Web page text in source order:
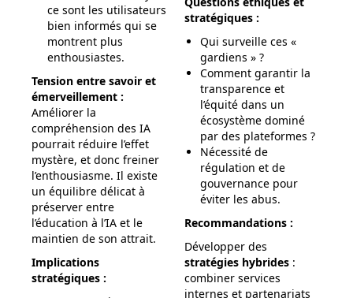
ce sont les utilisateurs
bien informés qui se
montrent plus
enthousiastes.
Tension entre savoir et
émerveillement :
Améliorer la
compréhension des IA
pourrait réduire l’effet
mystère, et donc freiner
l’enthousiasme. Il existe
un équilibre délicat à
préserver entre
l’éducation à l’IA et le
maintien de son attrait.
Implications
stratégiques :
stratégiques :
Qui surveille ces «
gardiens » ?
Comment garantir la
transparence et
l’équité dans un
écosystème dominé
par des plateformes ?
Nécessité de
régulation et de
gouvernance pour
éviter les abus.
Recommandations :
Développer des
stratégies hybrides :
combiner services
internes et partenariats